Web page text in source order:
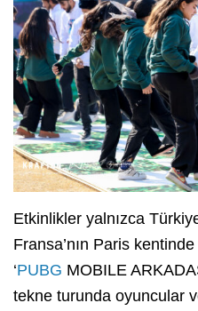
Etkinlikler yalnızca
Fransa’nın Paris
‘PUBG MOBILE
tekne turunda oyuncular